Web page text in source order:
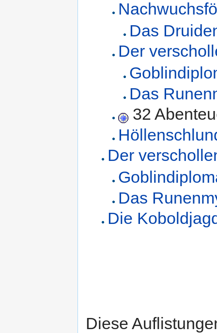
Das
Der
Das
32
Der
Das
Die
Diese